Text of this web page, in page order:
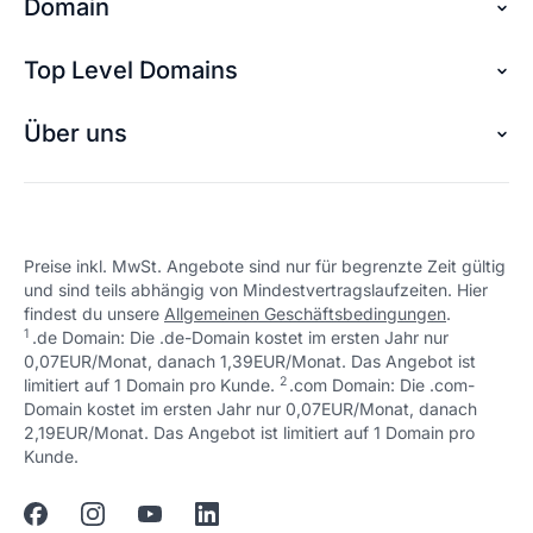
Schön, dass ich dir helfen konnte.
Tut mir leid, du erreichst uns unter:
+49 (0) 451 / 70 99 70oder
support@checkdomain.de
Schön, dass ich dir helfen konnte.
Tut mir leid, du erreichst uns unter:
Schön, dass ich dir helfen konnte.
Tut mir leid, du erreichst uns unter:
+49 (0) 451 / 70 99 70
support@checkdomain.de
Schön, dass ich dir helfen konnte.
Tut mir leid, du erreichst uns unter:
Domain
Domain sichern
Domain reservieren
Freie Domains
Domain umziehen
Domain Hosting
URL prüfen
Günstige Domains
Domain Namen
Top Level Domains
.ai Domain
.ch Domain
.eu Domain
.cc Domain
.me Domain
.co Domain
Über uns
Jobs
Kontakt
Impressum
Preise inkl. MwSt. Angebote sind nur für begrenzte Zeit gültig
und sind teils abhängig von Mindestvertragslaufzeiten. Hier
findest du unsere Allgemeinen Geschäftsbedingungen.
1 .de Domain: Die .de-Domain kostet im ersten Jahr nur
0,07EUR/Monat, danach 1,39EUR/Monat. Das Angebot ist
limitiert auf 1 Domain pro Kunde. ↩ 1
2 .com Domain: Die .com-
Domain kostet im ersten Jahr nur 0,07EUR/Monat, danach
2,19EUR/Monat. Das Angebot ist limitiert auf 1 Domain pro
Kunde.